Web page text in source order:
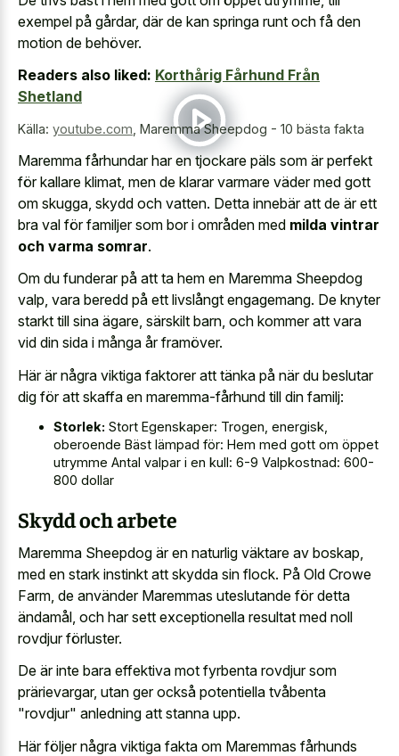
exempel på gårdar, där de kan springa runt och få den
motion de behöver.
Readers also liked: Korthårig Fårhund Från
Shetland
Källa: youtube.com Maremma Sheepdog - 10 bästa fakta
Maremma fårhundar har en tjockare päls som är perfekt
för kallare klimat, men de klarar varmare väder med gott
om skugga, skydd och vatten. Detta innebär att de är ett
bra val för familjer som bor i områden med milda vintrar
och varma somrar.
Om du funderar på att ta hem en Maremma Sheepdog
valp, vara beredd på ett livslångt engagemang. De knyter
starkt till sina ägare, särskilt barn, och kommer att vara
vid din sida i många år framöver.
Här är några viktiga faktorer att tänka på när du beslutar
dig för att skaffa en maremma-fårhund till din familj:
Storlek: Stort Egenskaper: Trogen, energisk,
oberoende Bäst lämpad för: Hem med gott om öppet
utrymme Antal valpar i en kull: 6-9 Valpkostnad: 600-
800 dollar
Skydd och arbete
Maremma Sheepdog är en naturlig väktare av boskap,
med en stark instinkt att skydda sin flock. På Old Crowe
Farm, de använder Maremmas uteslutande för detta
ändamål, och har sett exceptionella resultat med noll
rovdjur förluster.
De är inte bara effektiva mot fyrbenta rovdjur som
prärievargar, utan ger också potentiella tvåbenta
"rovdjur" anledning att stanna upp.
Här följer några viktiga fakta om Maremmas fårhunds